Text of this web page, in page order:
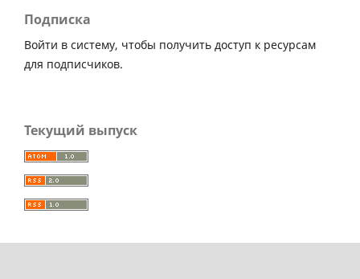
Подписка
Войти в систему, чтобы получить доступ к ресурсам
для подписчиков.
Текущий выпуск